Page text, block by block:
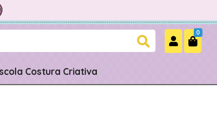
0
Costura Criativa